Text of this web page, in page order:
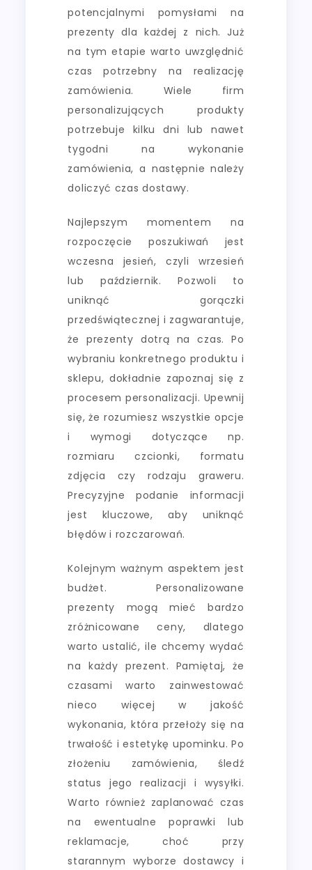
potencjalnymi pomysłami na
prezenty dla każdej z nich. Już
na tym etapie warto uwzględnić
czas potrzebny na realizację
zamówienia. Wiele firm
personalizujących produkty
potrzebuje kilku dni lub nawet
tygodni na wykonanie
zamówienia, a następnie należy
doliczyć czas dostawy.
Najlepszym momentem na
rozpoczęcie poszukiwań jest
wczesna jesień, czyli wrzesień
lub październik. Pozwoli to
uniknąć gorączki
przedświątecznej i zagwarantuje,
że prezenty dotrą na czas. Po
wybraniu konkretnego produktu i
sklepu, dokładnie zapoznaj się z
procesem personalizacji. Upewnij
się, że rozumiesz wszystkie opcje
i wymogi dotyczące np.
rozmiaru czcionki, formatu
zdjęcia czy rodzaju graweru.
Precyzyjne podanie informacji
jest kluczowe, aby uniknąć
błędów i rozczarowań.
Kolejnym ważnym aspektem jest
budżet. Personalizowane
prezenty mogą mieć bardzo
zróżnicowane ceny, dlatego
warto ustalić, ile chcemy wydać
na każdy prezent. Pamiętaj, że
czasami warto zainwestować
nieco więcej w jakość
wykonania, która przełoży się na
trwałość i estetykę upominku. Po
złożeniu zamówienia, śledź
status jego realizacji i wysyłki.
Warto również zaplanować czas
na ewentualne poprawki lub
reklamacje, choć przy
starannym wyborze dostawcy i